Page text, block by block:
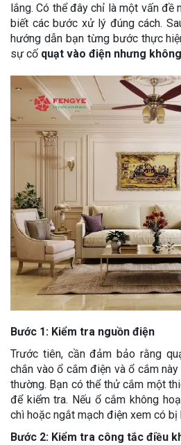
lắng. Có thể đây chỉ là một vấn đề
biết các bước xử lý đúng cách.
hướng dẫn bạn từng bước thực
sự cố quạt vào điện nhưng
Bước 1: Kiểm tra nguồn điện
Trước tiên, cần đảm bảo rằng
chắn vào ổ cắm điện và ổ cắm
thường. Bạn có thể thử cắm một
để kiểm tra. Nếu ổ cắm không
chì hoặc ngắt mạch điện xem có bị
Bước 2: Kiểm tra công tắc điều